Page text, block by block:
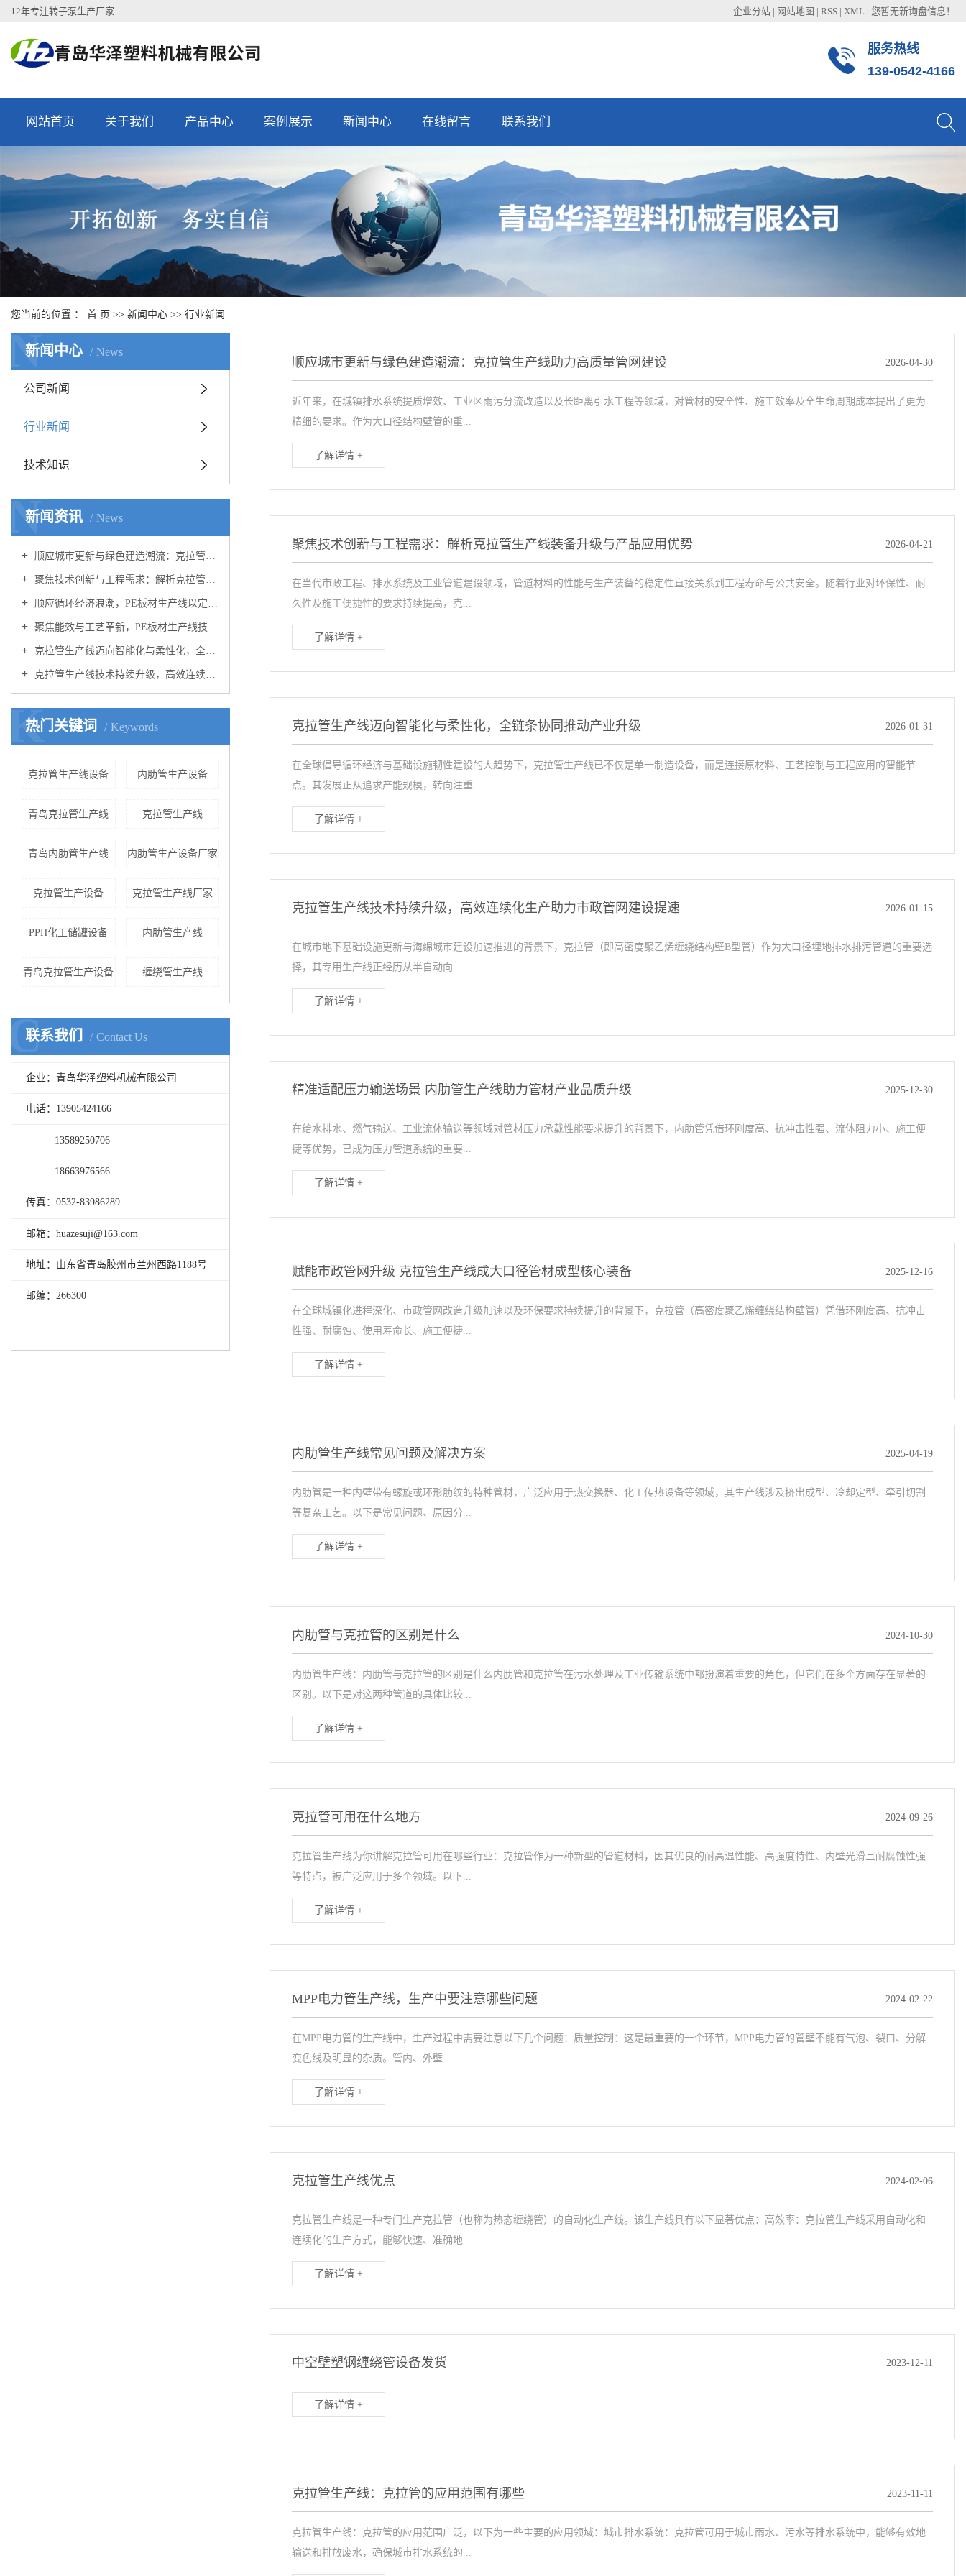
12年专注转子泵生产厂家 企业分站 | 网站地图 | RSS | XML | 您暂无新询盘信息！
服务热线
139-0542-4166
网站首页 关于我们 产品中心 案例展示 新闻中心 在线留言 联系我们
您当前的位置 ： 首 页 >> 新闻中心 >> 行业新闻
新闻中心 News
N
公司新闻
行业新闻
技术知识
新闻资讯 News
N
顺应城市更新与绿色建造潮流：克拉管生产线助力高质量管网建设
聚焦技术创新与工程需求：解析克拉管生产线装备升级与产品应用优势
顺应循环经济浪潮，PE板材生产线以定制化方案开拓多元应用蓝海
聚焦能效与工艺革新，PE板材生产线技术升级驱动产业绿色转型
克拉管生产线迈向智能化与柔性化，全链条协同推动产业升级
克拉管生产线技术持续升级，高效连续化生产助力市政管网建设提速
热门关键词 Keywords
K
克拉管生产线设备 内肋管生产设备
青岛克拉管生产线 克拉管生产线
青岛内肋管生产线 内肋管生产设备厂家
克拉管生产设备 克拉管生产线厂家
PPH化工储罐设备 内肋管生产线
青岛克拉管生产设备 缠绕管生产线
联系我们 Contact Us
C
企业：青岛华泽塑料机械有限公司
电话：13905424166
13589250706
18663976566
传真：0532-83986289
邮箱：huazesuji@163.com
地址：山东省青岛胶州市兰州西路1188号
邮编：266300
顺应城市更新与绿色建造潮流：克拉管生产线助力高质量管网建设 2026-04-30
近年来，在城镇排水系统提质增效、工业区雨污分流改造以及长距离引水工程等领域，对管材的安全性、施工效率及全生命周期成本提出了更为
精细的要求。作为大口径结构壁管的重...
了解详情 +
聚焦技术创新与工程需求：解析克拉管生产线装备升级与产品应用优势 2026-04-21
在当代市政工程、排水系统及工业管道建设领域，管道材料的性能与生产装备的稳定性直接关系到工程寿命与公共安全。随着行业对环保性、耐
久性及施工便捷性的要求持续提高，克...
了解详情 +
克拉管生产线迈向智能化与柔性化，全链条协同推动产业升级 2026-01-31
在全球倡导循环经济与基础设施韧性建设的大趋势下，克拉管生产线已不仅是单一制造设备，而是连接原材料、工艺控制与工程应用的智能节
点。其发展正从追求产能规模，转向注重...
了解详情 +
克拉管生产线技术持续升级，高效连续化生产助力市政管网建设提速 2026-01-15
在城市地下基础设施更新与海绵城市建设加速推进的背景下，克拉管（即高密度聚乙烯缠绕结构壁B型管）作为大口径埋地排水排污管道的重要选
择，其专用生产线正经历从半自动向...
了解详情 +
精准适配压力输送场景 内肋管生产线助力管材产业品质升级 2025-12-30
在给水排水、燃气输送、工业流体输送等领域对管材压力承载性能要求提升的背景下，内肋管凭借环刚度高、抗冲击性强、流体阻力小、施工便
捷等优势，已成为压力管道系统的重要...
了解详情 +
赋能市政管网升级 克拉管生产线成大口径管材成型核心装备 2025-12-16
在全球城镇化进程深化、市政管网改造升级加速以及环保要求持续提升的背景下，克拉管（高密度聚乙烯缠绕结构壁管）凭借环刚度高、抗冲击
性强、耐腐蚀、使用寿命长、施工便捷...
了解详情 +
内肋管生产线常见问题及解决方案 2025-04-19
内肋管是一种内壁带有螺旋或环形肋纹的特种管材，广泛应用于热交换器、化工传热设备等领域，其生产线涉及挤出成型、冷却定型、牵引切割
等复杂工艺。以下是常见问题、原因分...
了解详情 +
内肋管与克拉管的区别是什么 2024-10-30
内肋管生产线：内肋管与克拉管的区别是什么内肋管和克拉管在污水处理及工业传输系统中都扮演着重要的角色，但它们在多个方面存在显著的
区别。以下是对这两种管道的具体比较...
了解详情 +
克拉管可用在什么地方 2024-09-26
克拉管生产线为你讲解克拉管可用在哪些行业：克拉管作为一种新型的管道材料，因其优良的耐高温性能、高强度特性、内壁光滑且耐腐蚀性强
等特点，被广泛应用于多个领域。以下...
了解详情 +
MPP电力管生产线，生产中要注意哪些问题 2024-02-22
在MPP电力管的生产线中，生产过程中需要注意以下几个问题：质量控制：这是最重要的一个环节，MPP电力管的管壁不能有气泡、裂口、分解
变色线及明显的杂质。管内、外壁...
了解详情 +
克拉管生产线优点 2024-02-06
克拉管生产线是一种专门生产克拉管（也称为热态缠绕管）的自动化生产线。该生产线具有以下显著优点：高效率：克拉管生产线采用自动化和
连续化的生产方式，能够快速、准确地...
了解详情 +
中空壁塑钢缠绕管设备发货 2023-12-11
了解详情 +
克拉管生产线：克拉管的应用范围有哪些 2023-11-11
克拉管生产线：克拉管的应用范围广泛，以下为一些主要的应用领域：城市排水系统：克拉管可用于城市雨水、污水等排水系统中，能够有效地
输送和排放废水，确保城市排水系统的...